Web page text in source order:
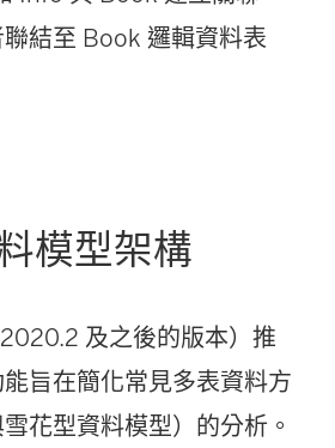
結至 Book 邏輯資料表
模型架構
及之後的版本）推
旨在簡化常見多表資料方
花型資料模型）的分析。